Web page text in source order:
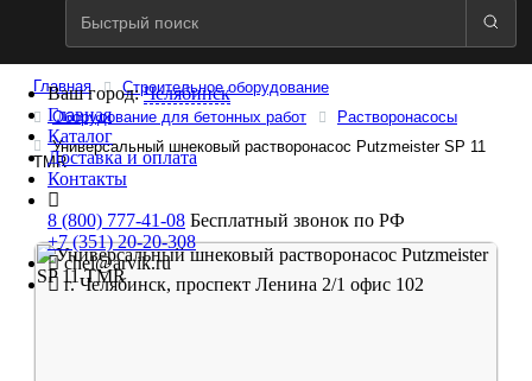
Ваш город:Челябинск
Главная
Каталог
Доставка и оплата
Контакты
8 (800) 777-41-08 Бесплатный звонок по РФ
+7 (351) 20-20-308
chel@arvik.ru
г. Челябинск, проспект Ленина 2/1 офис 102
Главная
Строительное оборудование
Оборудование для бетонных работ
Растворонасосы
Универсальный шнековый растворонасос Putzmeister SP 11
TMR